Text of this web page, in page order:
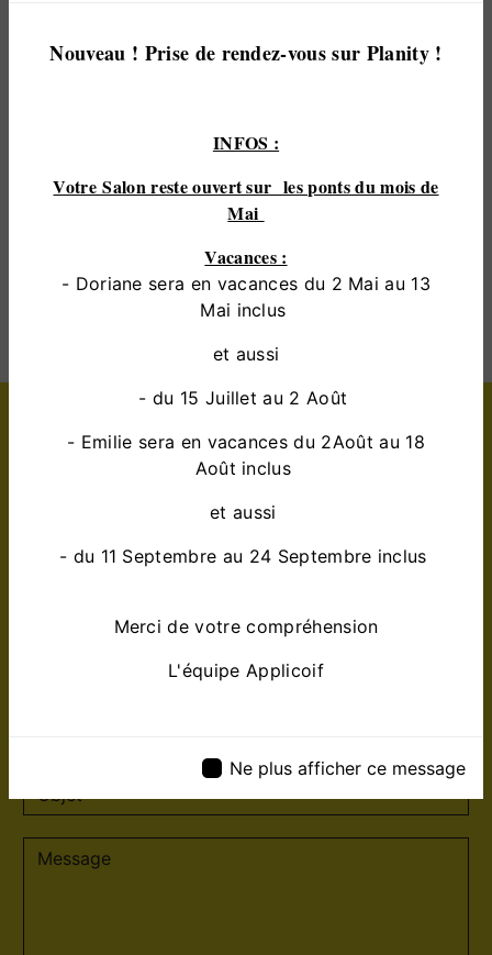
Nouveau ! Prise de rendez-vous sur Planity !
INFOS :
Votre Salon reste ouvert sur les ponts du mois de
Mai
Vacances :
- Doriane sera en vacances du 2 Mai au 13
Mai inclus
et aussi
- du 15 Juillet au 2 Août
- Emilie sera en vacances du 2Août au 18
Août inclus
et aussi
- du 11 Septembre au 24 Septembre inclus
Merci de votre compréhension
L'équipe Applicoif
Ne plus afficher ce message
à l’écoute de vos besoins. Si vous habitez à
champagné, nous sommes à votre disposition pour
avant tout notre passion et le partager avec vous
notre équipe est qualifiée et travaille avec propreté
EN SAVOIR PLUS
Contactez nous